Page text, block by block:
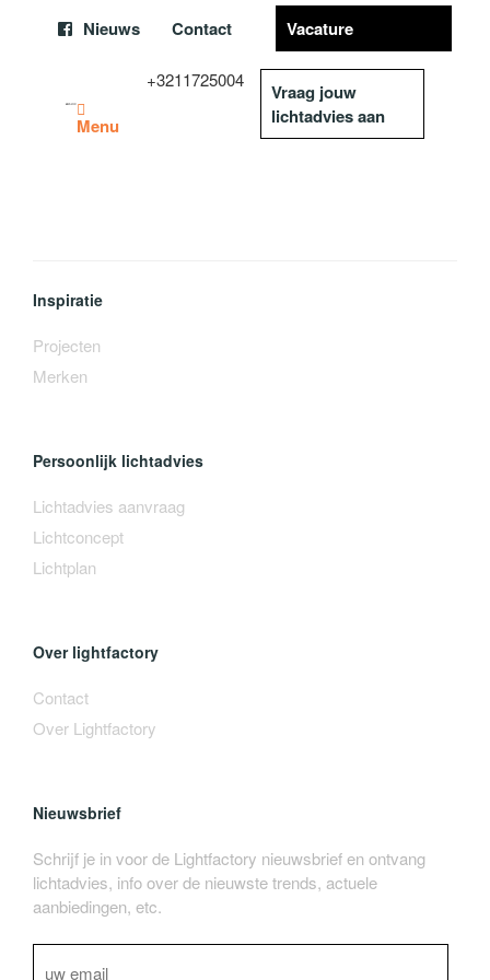
Nieuws Contact Vacature
Menu
+3211725004
Vraag jouw
lichtadvies aan
Inspiratie
Projecten
Merken
Persoonlijk lichtadvies
Lichtadvies aanvraag
Lichtconcept
Lichtplan
Over lightfactory
Contact
Over Lightfactory
Nieuwsbrief
Schrijf je in voor de Lightfactory nieuwsbrief en ontvang
lichtadvies, info over de nieuwste trends, actuele
aanbiedingen, etc.